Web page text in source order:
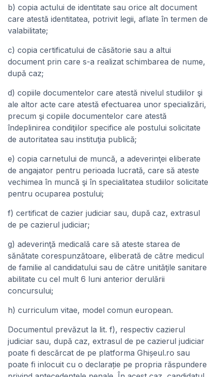
b) copia actului de identitate sau orice alt document
care atestă identitatea, potrivit legii, aflate în termen de
valabilitate;
c) copia certificatului de căsătorie sau a altui
document prin care s-a realizat schimbarea de nume,
după caz;
d) copiile documentelor care atestă nivelul studiilor şi
ale altor acte care atestă efectuarea unor specializări,
precum şi copiile documentelor care atestă
îndeplinirea condiţiilor specifice ale postului solicitate
de autoritatea sau instituţia publică;
e) copia carnetului de muncă, a adeverinţei eliberate
de angajator pentru perioada lucrată, care să ateste
vechimea în muncă şi în specialitatea studiilor solicitate
pentru ocuparea postului;
f) certificat de cazier judiciar sau, după caz, extrasul
de pe cazierul judiciar;
g) adeverinţă medicală care să ateste starea de
sănătate corespunzătoare, eliberată de către medicul
de familie al candidatului sau de către unităţile sanitare
abilitate cu cel mult 6 luni anterior derulării
concursului;
h) curriculum vitae, model comun european.
Documentul prevăzut la lit. f), respectiv cazierul
judiciar sau, după caz, extrasul de pe cazierul judiciar
poate fi descărcat de pe platforma Ghișeul.ro sau
poate fi inlocuit cu o declarație pe propria răspundere